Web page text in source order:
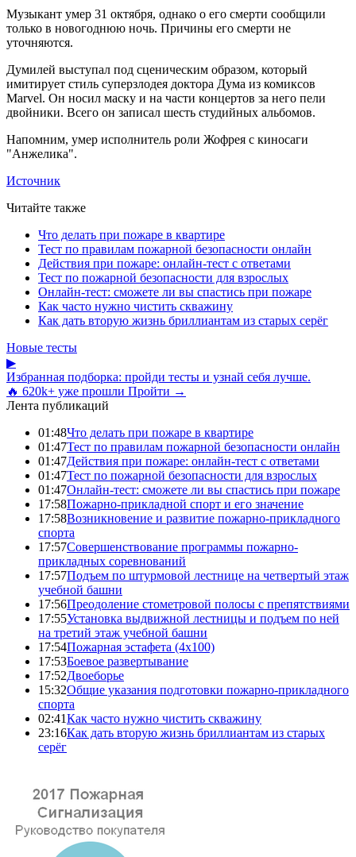
Музыкант умер 31 октября, однако о его смерти сообщили
только в новогоднюю ночь. Причины его смерти не
уточняются.
Думилей выступал под сценическим образом, который
имитирует стиль суперзлодея доктора Дума из комиксов
Marvel. Он носил маску и на части концертов за него пели
двойники. Всего он записал шесть студийных альбомов.
Напомним, умер исполнитель роли Жофрея с киносаги
"Анжелика".
Источник
Читайте также
Что делать при пожаре в квартире
Тест по правилам пожарной безопасности онлайн
Действия при пожаре: онлайн-тест с ответами
Тест по пожарной безопасности для взрослых
Онлайн-тест: сможете ли вы спастись при пожаре
Как часто нужно чистить скважину
Как дать вторую жизнь бриллиантам из старых серёг
Новые тесты
▶
Избранная подборка: пройди тесты и узнай себя лучше.
🔥 620k+ уже прошли Пройти →
Лента публикаций
01:48Что делать при пожаре в квартире
01:47Тест по правилам пожарной безопасности онлайн
01:47Действия при пожаре: онлайн-тест с ответами
01:47Тест по пожарной безопасности для взрослых
01:47Онлайн-тест: сможете ли вы спастись при пожаре
17:58Пожарно-прикладной спорт и его значение
17:58Возникновение и развитие пожарно-прикладного
спорта
17:57Совершенствование программы пожарно-
прикладных соревнований
17:57Подъем по штурмовой лестнице на четвертый этаж
учебной башни
17:56Преодоление стометровой полосы с препятствиями
17:55Установка выдвижной лестницы и подъем по ней
на третий этаж учебной башни
17:54Пожарная эстафета (4x100)
17:53Боевое развертывание
17:52Двоеборье
15:32Общие указания подготовки пожарно-прикладного
спорта
02:41Как часто нужно чистить скважину
23:16Как дать вторую жизнь бриллиантам из старых
серёг